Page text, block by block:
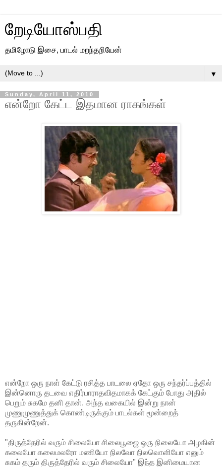
றேடியோஸ்பதி
தமிழோடு இசை, பாடல் மறந்தறியேன்
▼
Sunday, April 11, 2010
என்றோ கேட்ட இதமான ராகங்கள்
என்றோ ஒரு நாள் கேட்டு ரசித்த பாடலை ஏதோ ஒரு சந்தர்ப்பத்தில்
இன்னொரு தடவை எதிர்பாராதவிதமாகக் கேட்கும் போது அதில்
பெறும் சுகமே தனி தான். அந்த வகையில் இன்று நான்
முணுமுணுத்துக் கொண்டிருக்கும் பாடல்கள் மூன்றைத்
தருகின்றேன்.
"திருத்தேரில் வரும் சிலையோ சிலைபூஜை ஒரு நிலையோ அழகின்
கலையோ கலைமலரோ மணியோ நிலவோ நிலவொளியோ எனும்
சுகம் தரும் திருத்தேரில் வரும் சிலையோ" இந்த இனிமையான